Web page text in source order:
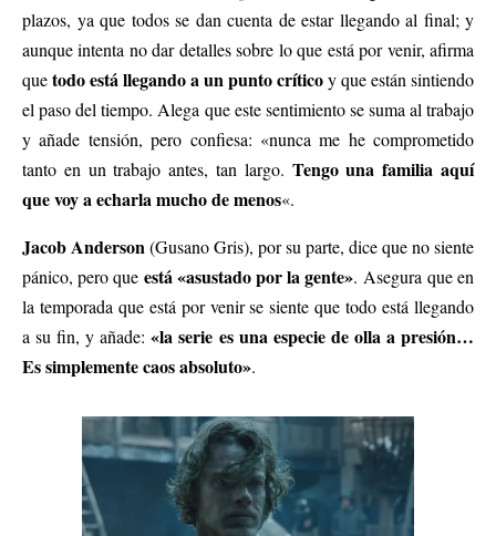
plazos, ya que todos se dan cuenta de estar llegando al final; y
aunque intenta no dar detalles sobre lo que está por venir, afirma
quetodo está llegando a un punto críticoy que están sintiendo
el paso del tiempo. Alega que este sentimiento se suma al trabajo
y añade tensión, pero confiesa: «nunca me he comprometido
tanto en un trabajo antes, tan largo. Tengo una familia aquí
que voy a echarla mucho de menos«.
Jacob Anderson(Gusano Gris), por su parte, dice que no siente
pánico, pero que está «asustado por la gente». Asegura que en
la temporada que está por venir se siente que todo está llegando
a su fin, y añade:«la serie es una especie de olla a presión…
Es simplemente caos absoluto».